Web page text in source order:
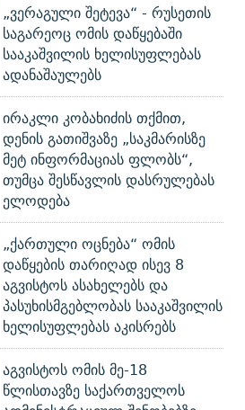
„ვერაგული შეტევა“ - რუსეთის
საგარეოც ომის დაწყებაში
სააკაშვილის ხელისუფლებას
ადანაშაულებს
ირაკლი კობახიძის თქმით,
დენის გათიშვაზე „საკმარისზე
მეტ ინფორმაციას ფლობს“,
თუმცა შესწავლის დასრულებას
ელოდება
„ქართული ოცნება“ ომის
დაწყების თარიღად ისევ 8
აგვისტოს ასახელებს და
პასუხისმგებლობას სააკაშვილის
ხელისუფლებას აკისრებს
აგვისტოს ომის მე-18
წლისთავზე საქართველოს